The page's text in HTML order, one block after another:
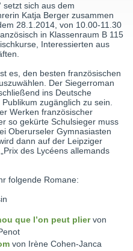
setzt sich aus dem
Katja Berger zusammen
28.1.2014, von 10.00-11.30
in Klassenraum B 115
Interessierten aus
es, den besten französischen
Der Siegerroman
ins Deutsche
zugänglich zu sein.
Werken französischer
so gekürte Schulsieger muss
Oberurseler Gymnasiasten
dann auf der Leipziger
des Lycéens allemands
folgende Romane:
que l’on peut pliervon
von Irène Cohen-Janca